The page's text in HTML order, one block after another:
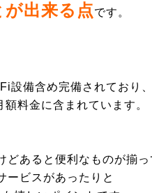
出来る点です。
設備含め完備されており、
料金に含まれています。
あると便利なものが揃っ
ービスがあったりと